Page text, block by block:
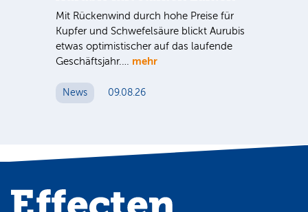
Mit Rückenwind durch hohe Preise für
Kupfer und Schwefelsäure blickt Aurubis
etwas optimistischer auf das laufende
Geschäftsjahr.… mehr
News 09.08.26